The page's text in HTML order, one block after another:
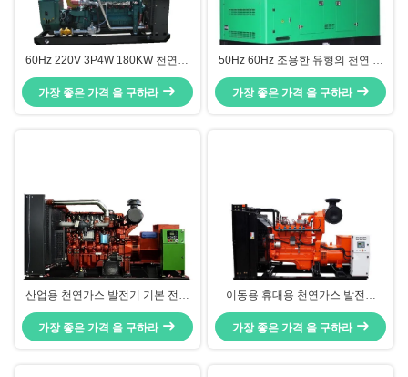
60Hz 220V 3P4W 180KW 천연가
스 발전기 세트, 1800 RPM 천연가
스 발전기
가장 좋은 가격 을 구하라
50Hz 60Hz 조용한 유형의 천연 가
스 발전기 집합 합성 열 및 전력 시
스템 60kw 65kw
가장 좋은 가격 을 구하라
산업용 천연가스 발전기 기본 전력
200KW 유지 보수 친화적
가장 좋은 가격 을 구하라
이동용 휴대용 천연가스 발전기
40KW
가장 좋은 가격 을 구하라